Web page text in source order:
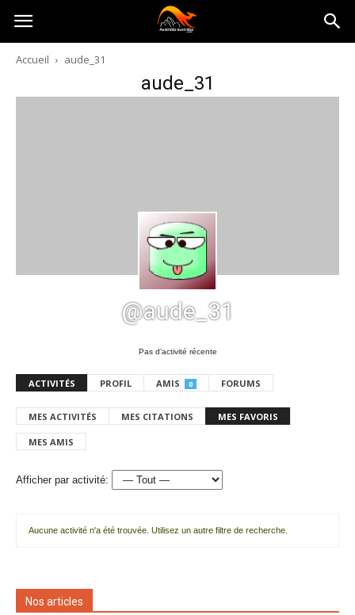
Australia-
australie.com
Accueil aude_31
aude_31
@aude_31
Pas d’activité récente
ACTIVITÉS PROFIL AMIS 0 FORUMS
MES ACTIVITÉS MES CITATIONS MES FAVORIS
MES AMIS
Afficher par activité:
Aucune activité n'a été trouvée. Utilisez un autre filtre de recherche.
Nos articles